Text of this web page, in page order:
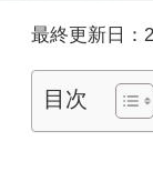
最終更新日：
目次